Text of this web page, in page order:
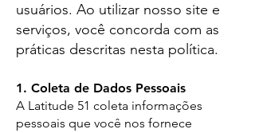
usuários. Ao utilizar nosso site e
serviços, você concorda com as
práticas descritas nesta política.
1. Coleta de Dados Pessoais
A Latitude 51 coleta informações
pessoais que você nos fornece